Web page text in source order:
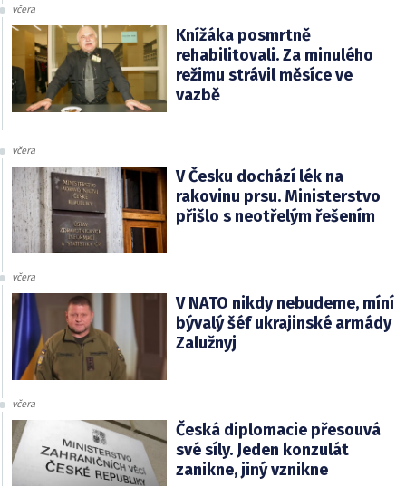
včera
Knížáka posmrtně
rehabilitovali. Za minulého
režimu strávil měsíce ve
vazbě
včera
V Česku dochází lék na
rakovinu prsu. Ministerstvo
přišlo s neotřelým řešením
včera
V NATO nikdy nebudeme, míní
bývalý šéf ukrajinské armády
Zalužnyj
včera
Česká diplomacie přesouvá
své síly. Jeden konzulát
zanikne, jiný vznikne